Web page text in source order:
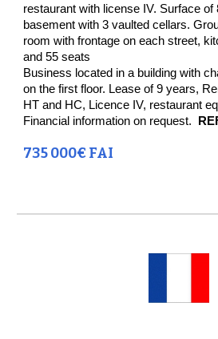
restaurant with license IV. Surface of
basement with 3 vaulted cellars.
room with frontage on each street,
and 55 seats
Business located in a building with
on the first floor. Lease of 9 years,
HT and HC, Licence IV, restaurant
Financial information on request.
735 000€ FAI